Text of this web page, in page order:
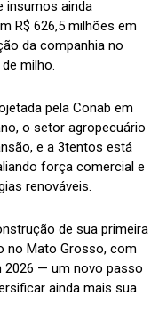
insumos ainda
R$ 626,5 milhões em
da companhia no
milho.
pela Conab em
o setor agropecuário
e a 3tentos está
força comercial e
renováveis.
de sua primeira
no Mato Grosso, com
2026 — um novo passo
ainda mais sua